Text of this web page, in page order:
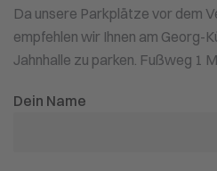
Da unsere Parkplätze vor dem
empfehlen wir Ihnen am Georg-
Jahnhalle zu parken. Fußweg 1
Dein Name